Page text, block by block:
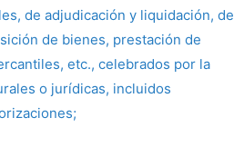
de adjudicación y liquidación, de
de bienes, prestación de
etc., celebrados por la
o jurídicas, incluidos